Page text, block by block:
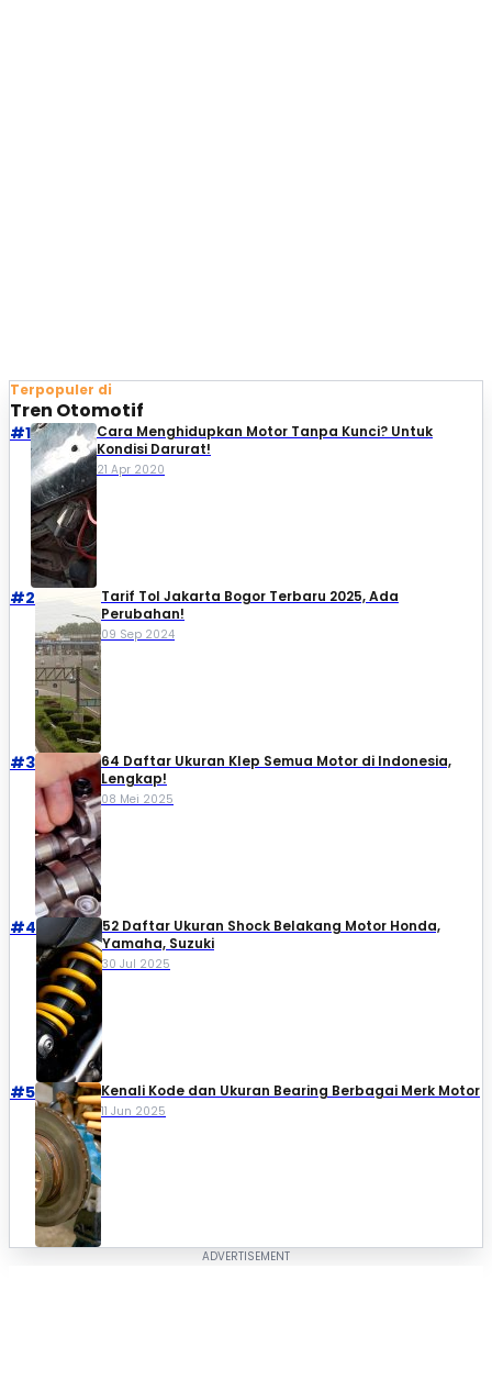
Terpopuler di
Tren Otomotif
#1
Cara Menghidupkan Motor Tanpa Kunci? Untuk
Kondisi Darurat!
21 Apr 2020
#2
Tarif Tol Jakarta Bogor Terbaru 2025, Ada
Perubahan!
09 Sep 2024
#3
64 Daftar Ukuran Klep Semua Motor di Indonesia,
Lengkap!
08 Mei 2025
#4
52 Daftar Ukuran Shock Belakang Motor Honda,
Yamaha, Suzuki​
30 Jul 2025
#5 Kenali Kode dan Ukuran Bearing Berbagai Merk Motor
11 Jun 2025